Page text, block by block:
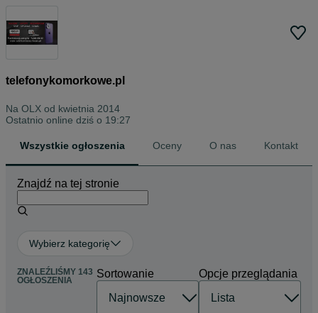
telefonykomorkowe.pl
Na OLX od kwietnia 2014
Ostatnio online dziś o 19:27
Wszystkie ogłoszenia Oceny O nas Kontakt
Znajdź na tej stronie
Wybierz kategorię
ZNALEŹLIŚMY 143
OGŁOSZENIA
Sortowanie Opcje przeglądania